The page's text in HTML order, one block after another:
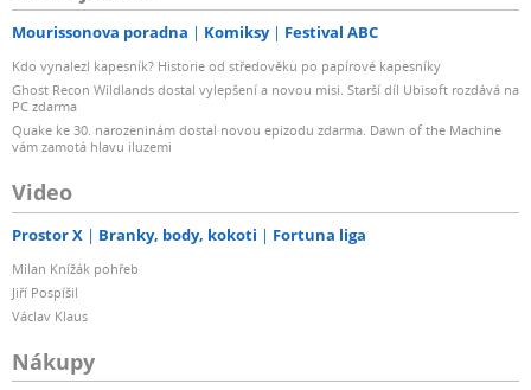
Mourissonova poradna Komiksy Festival ABC
Kdo vynalezl kapesník? Historie od středověku po papírové kapesníky
Ghost Recon Wildlands dostal vylepšení a novou misi. Starší díl Ubisoft rozdává na
PC zdarma
Quake ke 30. narozeninám dostal novou epizodu zdarma. Dawn of the Machine
vám zamotá hlavu iluzemi
Video
Prostor X Branky, body, kokoti Fortuna liga
Milan Knížák pohřeb
Jiří Pospíšil
Václav Klaus
Nákupy